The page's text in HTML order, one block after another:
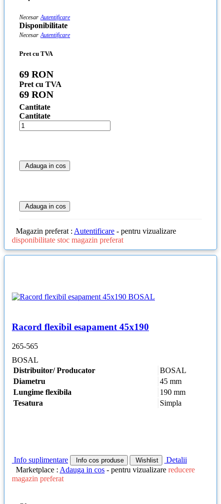
Necesar Autentificare
Disponibilitate
Necesar Autentificare
Pret cu TVA
69 RON
Pret cu TVA
69 RON
Cantitate
Cantitate
Adauga in cos
Adauga in cos
Magazin preferat : Autentificare - pentru vizualizare
disponibilitate stoc magazin preferat
Racord flexibil esapament 45x190
265-565
BOSAL
Distribuitor/ Producator
BOSAL
Diametru
45 mm
Lungime flexibila
190 mm
Tesatura
Simpla
Info suplimentare Info cos produse Wishlist
Detalii
Marketplace : Adauga in cos - pentru vizualizare reducere
magazin preferat